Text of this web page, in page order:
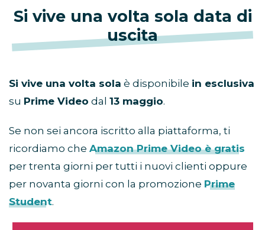
Si vive una volta sola data di
uscita
Si vive una volta sola è disponibile in esclusiva
su Prime Video dal 13 maggio.
Se non sei ancora iscritto alla piattaforma, ti
ricordiamo che Amazon Prime Video è gratis
per trenta giorni per tutti i nuovi clienti oppure
per novanta giorni con la promozione Prime
Student.